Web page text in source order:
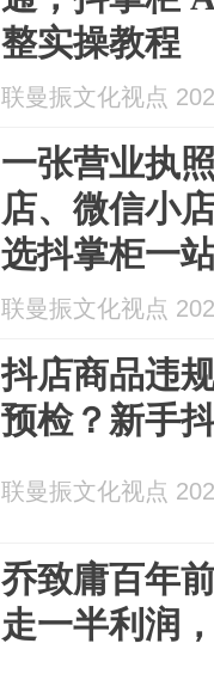
整实操教程
联曼振文化视点
一张营业执
店、微信小
选抖掌柜一
联曼振文化视点
抖店商品违
预检？新手
联曼振文化视点
乔致庸百年
走一半利润